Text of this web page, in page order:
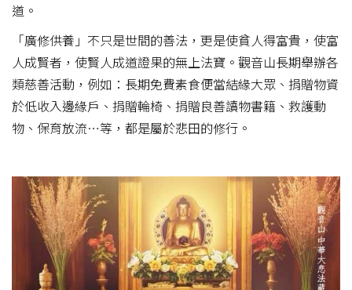
道。
「廣修供養」不只是世間的善法，更是使貧人得富貴，使富
人成賢者，使賢人成道證果的無上法寶。觀音山長期舉辦各
類慈善活動，例如：長期免費素食便當結緣大眾、捐贈物資
於低收入邊緣戶、捐贈輪椅、捐贈良善讀物書籍、救護動
物、保育放流…等，都是屬於悲田的修行。